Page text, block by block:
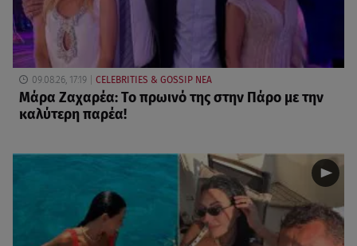
09.08.26, 17:19 CELEBRITIES & GOSSIP ΝΕΑ
Μάρα Ζαχαρέα: Το πρωινό της στην Πάρο με την
καλύτερη παρέα!